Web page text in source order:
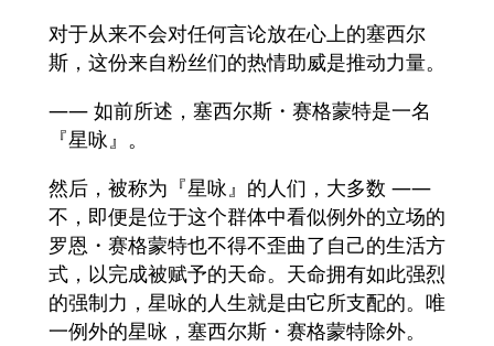
对于从来不会对任何言论放在心上的塞西尔
斯，这份来自粉丝们的热情助威是推动力量。
—— 如前所述，塞西尔斯・赛格蒙特是一名
『星咏』。
然后，被称为『星咏』的人们，大多数 ——
不，即便是位于这个群体中看似例外的立场的
罗恩・赛格蒙特也不得不歪曲了自己的生活方
式，以完成被赋予的天命。天命拥有如此强烈
的强制力，星咏的人生就是由它所支配的。唯
一例外的星咏，塞西尔斯・赛格蒙特除外。